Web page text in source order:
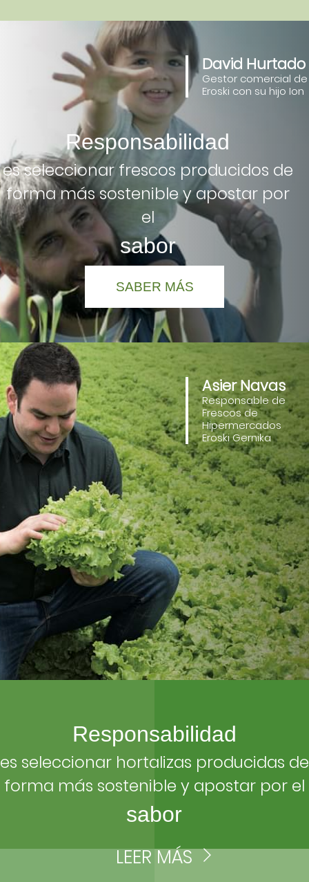
David Hurtado
Gestor comercial de
Eroski con su hijo Ion
Responsabilidad
es seleccionar frescos producidos de
forma más sostenible y apostar por
el
sabor
SABER MÁS
Asier Navas
Responsable de
Frescos de
Hipermercados
Eroski Gernika
Responsabilidad
es seleccionar hortalizas producidas de
forma más sostenible y apostar por el
sabor
LEER MÁS